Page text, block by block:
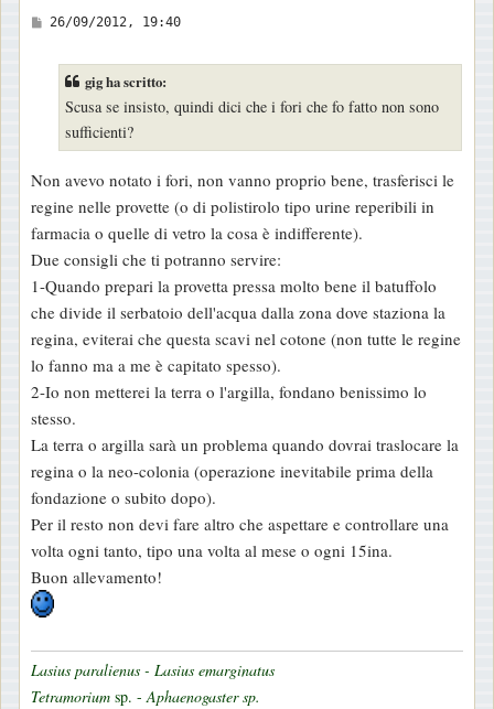
M
g
i
o
26/09/2012, 19:40
gig ha scritto:
Scusa se insisto, quindi dici che i fori che fo fatto non sono
sufficienti?
Non avevo notato i fori, non vanno proprio bene, trasferisci le
regine nelle provette (o di polistirolo tipo urine reperibili in
farmacia o quelle di vetro la cosa è indifferente).
Due consigli che ti potranno servire:
1-Quando prepari la provetta pressa molto bene il batuffolo
che divide il serbatoio dell'acqua dalla zona dove staziona la
regina, eviterai che questa scavi nel cotone (non tutte le regine
lo fanno ma a me è capitato spesso).
2-Io non metterei la terra o l'argilla, fondano benissimo lo
stesso.
La terra o argilla sarà un problema quando dovrai traslocare la
regina o la neo-colonia (operazione inevitabile prima della
fondazione o subito dopo).
Per il resto non devi fare altro che aspettare e controllare una
volta ogni tanto, tipo una volta al mese o ogni 15ina.
Buon allevamento!
Lasius paralienus - Lasius emarginatus
Tetramorium sp. -Aphaenogaster sp.